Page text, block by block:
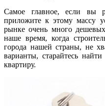
Самое главное, если вы
приложите к этому массу
рынке очень много
наше время, когда
города нашей страны, не
варианты, старайтесь
квартиру.